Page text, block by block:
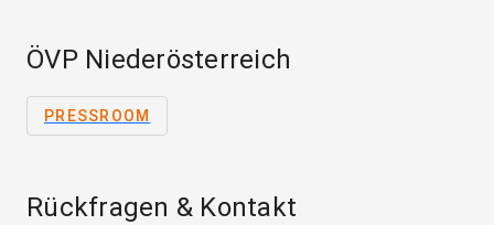
ÖVP Niederösterreich
PRESSROOM
Rückfragen & Kontakt